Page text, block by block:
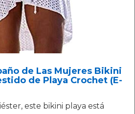
de Las Mujeres Bikini
de Playa Crochet (E-
este bikini playa está